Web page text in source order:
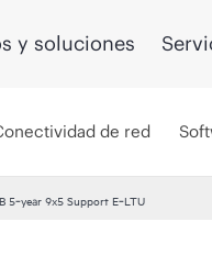
y soluciones
de red
5‑year 9x5 Support E‑LTU